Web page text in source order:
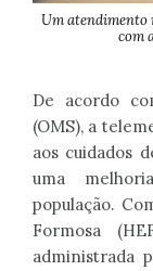
Um atendimento
com
De acordo
(OMS), a
aos cuidados
uma
população.
Formosa
administrada